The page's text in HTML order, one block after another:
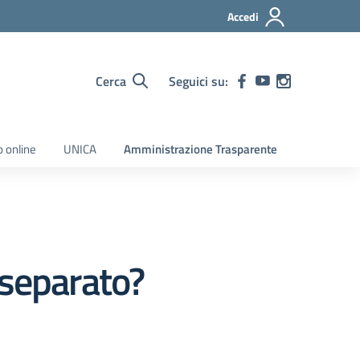
Accedi
Cerca Seguici su:
online UNICA Amministrazione Trasparente